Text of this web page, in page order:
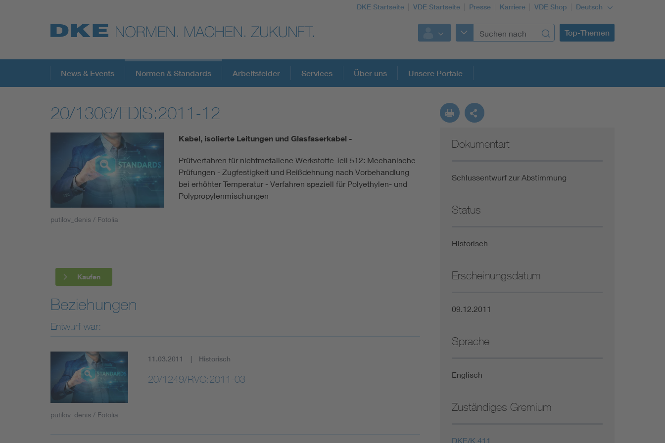
DKE Startseite VDE Startseite Presse Karriere VDE Shop Deutsch
Top-Themen
Top-Themen
VDE Fokusthemen
Digital Security
Energy
Mobility
Smart Cities
DKE Fachinformationen im Kontext der Normung
Blitzschutz: DIN EN 62305 in der Übersicht
Circular Economy für mehr Ressourceneffizienz
Cybersecurity in der Industrieautomatisierung
Funktionale Sicherheit schützt den Menschen
Gleichstromanwendungen im Wachstum
News & Events Normen & Standards Arbeitsfelder Services Über uns Unsere Portale
20/1308/FDIS:2011-12
putilov_denis / Fotolia
Kabel, isolierte Leitungen und Glasfaserkabel -
Prüfverfahren für nichtmetallene Werkstoffe Teil 512: Mechanische
Prüfungen - Zugfestigkeit und Reißdehnung nach Vorbehandlung
bei erhöhter Temperatur - Verfahren speziell für Polyethylen- und
Polypropylenmischungen
Kaufen
Beziehungen
Entwurf war:
putilov_denis / Fotolia
11.03.2011 Historisch
20/1249/RVC:2011-03
Dokumentart
Schlussentwurf zur Abstimmung
Status
Historisch
Erscheinungsdatum
09.12.2011
Sprache
Englisch
Zuständiges Gremium
DKE/K 411